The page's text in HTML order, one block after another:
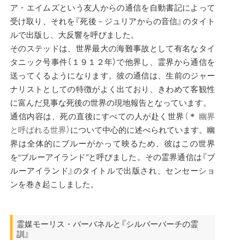
ア・エイムズという友人からの通信を自動書記によって
受け取り、それを『死後－ジュリアからの音信』のタイト
ルで出版し、大反響を呼びました。
そのステッドは、世界最大の海難事故として有名なタイ
タニック号事件（１９１２年）で他界し、霊界から通信を
送ってくるようになります。彼の通信は、生前のジャー
ナリストとしての特徴がよく出ており、きわめて客観性
に富んだ見事な死後の世界の現地報告となっています。
通信内容は、死の直後にすべての人が赴く世界 （ ＊ 幽界
と呼ばれる世界）について中心的に述べられています。幽
界は全体的にブルーがかって映るため、彼はこの世界
を“ブルーアイランド”と呼びました。その霊界通信は『ブ
ルーアイランド』のタイトルで出版され、センセーショ
ンを巻き起こしました。
霊媒モーリス・バーバネルと『シルバーバーチの霊
訓』